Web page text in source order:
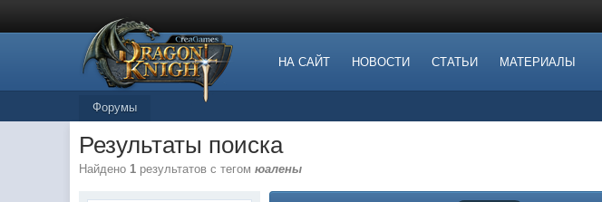
НА САЙТ НОВОСТИ СТАТЬИ МАТЕРИАЛЫ
Форумы
Результаты поиска
Найдено1 результатов с тегомюалены